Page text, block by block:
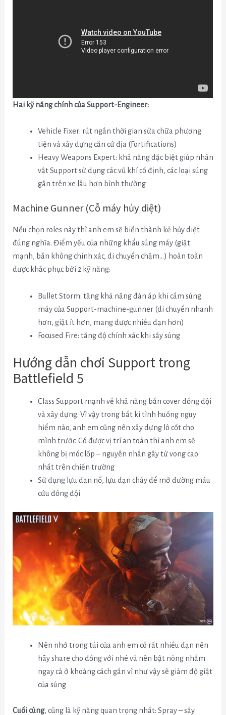
Hai kỹ năng chính của Support-Engineer:
Vehicle Fixer: rút ngắn thời gian sửa chữa phương
tiện và xây dựng căn cứ địa (Fortifications)
Heavy Weapons Expert: khả năng đặc biệt giúp nhân
vật Support sử dụng các vũ khí cố định, các loại súng
gắn trên xe lâu hơn bình thường
Machine Gunner (Cỗ máy hủy diệt)
Nếu chọn roles này thì anh em sẽ biến thành kẻ hủy diệt
đúng nghĩa. Điểm yếu của những khẩu súng máy (giật
mạnh, bắn không chính xác, di chuyển chậm…) hoàn toàn
được khắc phục bởi 2 kỹ năng:
Bullet Storm: tăng khả năng đàn áp khi cầm súng
máy của Support-machine-gunner (di chuyển nhanh
hơn, giật ít hơn, mang được nhiều đạn hơn)
Focused Fire: tăng độ chính xác khi sấy súng
Hướng dẫn chơi Support trong
Battlefield 5
Class Support mạnh về khả năng bắn cover đồng đội
và xây dựng. Vì vậy trong bất kì tình huống nguy
hiểm nào, anh em cũng nên xây dựng lô cốt cho
mình trước. Có được vị trí an toàn thì anh em sẽ
không bị móc lốp – nguyên nhân gây tử vong cao
nhất trên chiến trường
Sử dụng lựu đạn nổ, lựu đạn cháy để mở đường máu
cứu đồng đội
Nên nhớ trong túi của anh em có rất nhiều đạn nên
hãy share cho đồng với nhé và nên bật nòng nhắm
ngay cả ở khoảng cách gần vì như vậy sẽ giảm độ giật
của súng
Cuối cùng, cũng là kỹ năng quan trọng nhất: Spray – sấy